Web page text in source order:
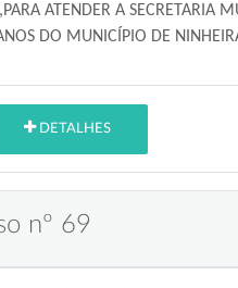
ATENDER A SECRETARIA
DO MUNICÍPIO DE
DETALHES
nº 69